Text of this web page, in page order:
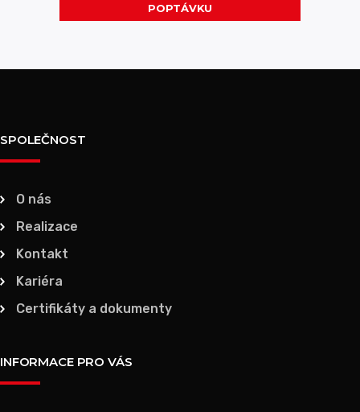
POPTÁVKU
SPOLEČNOST
O nás
Realizace
Kontakt
Kariéra
Certifikáty a dokumenty
INFORMACE PRO VÁS